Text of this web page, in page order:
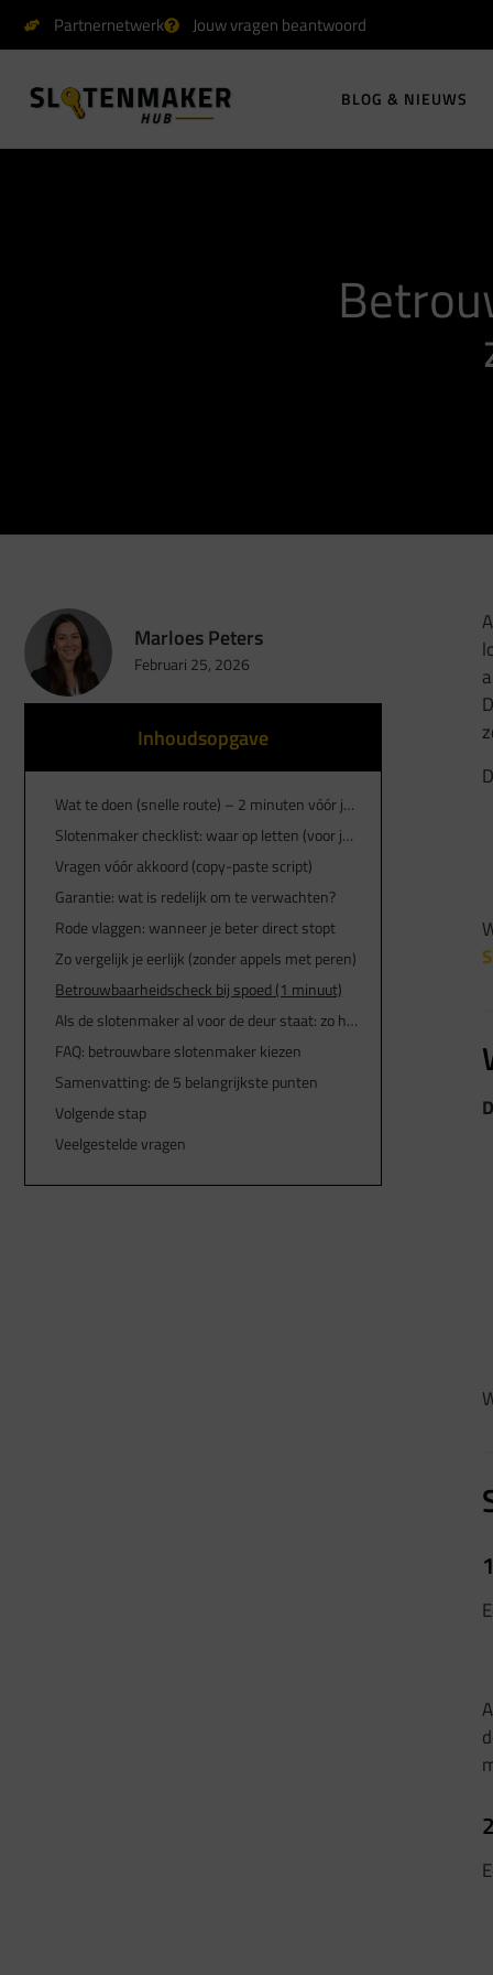
Partnernetwerk Jouw vragen beantwoord
BLOG & NIEUWS
Marloes Peters
Februari 25, 2026
Inhoudsopgave
Wat te doen (snelle route) – 2 minuten vóór je “ja” zegt
Slotenmaker checklist: waar op letten (voor je belt)
Vragen vóór akkoord (copy-paste script)
Garantie: wat is redelijk om te verwachten?
Rode vlaggen: wanneer je beter direct stopt
Zo vergelijk je eerlijk (zonder appels met peren)
Betrouwbaarheidscheck bij spoed (1 minuut)
Als de slotenmaker al voor de deur staat: zo houd je controle
FAQ: betrouwbare slotenmaker kiezen
Samenvatting: de 5 belangrijkste punten
Volgende stap
Veelgestelde vragen